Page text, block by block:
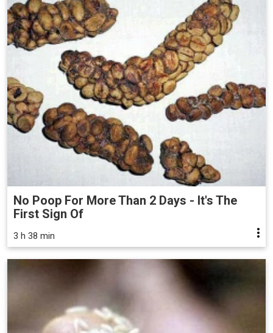
No Poop For More Than 2 Days - It's The
First Sign Of
3 h 38 min